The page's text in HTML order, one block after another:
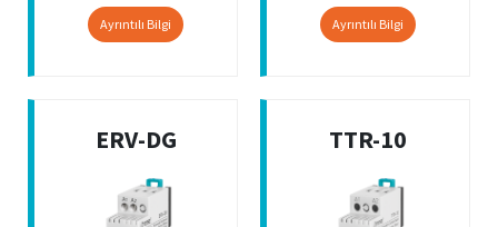
Ayrıntılı Bilgi Ayrıntılı Bilgi
ERV-DG TTR-10